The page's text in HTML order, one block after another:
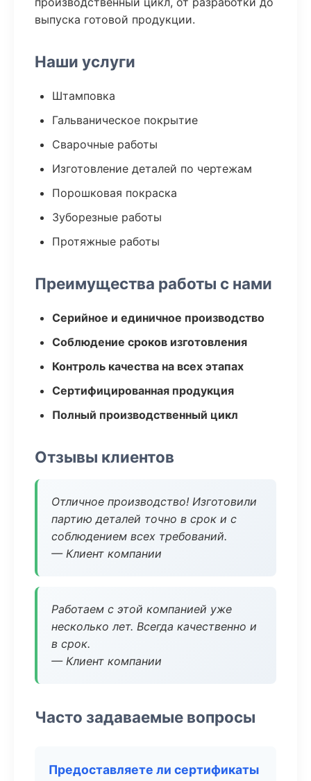
выпуска готовой продукции.
Наши услуги
Штамповка
Гальваническое покрытие
Сварочные работы
Изготовление деталей по чертежам
Порошковая покраска
Зуборезные работы
Протяжные работы
Преимущества работы с нами
Серийное и единичное производство
Соблюдение сроков изготовления
Контроль качества на всех этапах
Сертифицированная продукция
Полный производственный цикл
Отзывы клиентов
Отличное производство! Изготовили
партию деталей точно в срок и с
соблюдением всех требований.
— Клиент компании
Работаем с этой компанией уже
несколько лет. Всегда качественно и
в срок.
— Клиент компании
Часто задаваемые вопросы
Предоставляете ли сертификаты